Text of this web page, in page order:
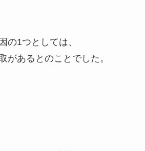
の1つとしては、
があるとのことでした。